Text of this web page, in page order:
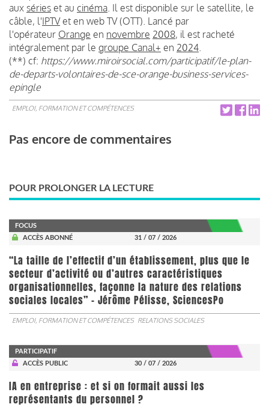
aux séries et au cinéma . Il est disponible sur le satellite, le
câble, l'IPTVet en web TV (OTT). Lancé par
l'opérateur Orange en novembre 2008, il est racheté
intégralement par le groupe Canal+ en 2024
(**) cf: https://www.miroirsocial.com/participatif/le-plan-
de-departs-volontaires-de-sce-orange-business-services-
epingle
EMPLOI, FORMATION ET COMPÉTENCES
Pas encore de commentaires
POUR PROLONGER LA LECTURE
FOCUS
ACCÈS ABONNÉ
31 / 07 / 2026
“La taille de l’effectif d’un établissement, plus que le
secteur d’activité ou d’autres caractéristiques
organisationnelles, façonne la nature des relations
sociales locales” - Jérôme Pélisse, SciencesPo
EMPLOI, FORMATION ET COMPÉTENCES RELATIONS SOCIALES
PARTICIPATIF
ACCÈS PUBLIC
30 / 07 / 2026
IA en entreprise : et si on formait aussi les
représentants du personnel ?